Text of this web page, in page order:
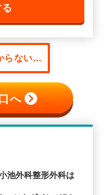
らない...
へ
池外科整形外科は